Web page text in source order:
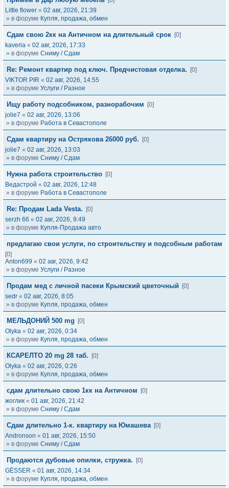
Little flower « 02 авг, 2026, 21:39
» в форуме Купля, продажа, обмен
Сдам свою 2кк на Античном на длительный срок [0]
kaveria « 02 авг, 2026, 17:33
» в форуме Сниму / Сдам
Re: Ремонт квартир под ключ. Предчистовая отделка.
[0]
VIKTOR PIR « 02 авг, 2026, 14:55
» в форуме Услуги / Разное
Ищу работу подсобником, разнорабочим
[0]
jolie7 « 02 авг, 2026, 13:06
» в форуме Работа в Севастополе
Сдам квартиру на Острякова 26000 руб.
[0]
jolie7 « 02 авг, 2026, 13:03
» в форуме Сниму / Сдам
Нужна работа строительство [0]
Ведастрой « 02 авг, 2026, 12:48
» в форуме Работа в Севастополе
Re: Продам Lada Vesta.
[0]
serzh 66 « 02 авг, 2026, 9:49
» в форуме Купля-Продажа авто
предлагаю свои услуги, по строительству и подсобным работам
[0]
Anton699 « 02 авг, 2026, 9:42
» в форуме Услуги / Разное
Продам мед с личной пасеки Крымский цветочный
[0]
sedr « 02 авг, 2026, 8:05
» в форуме Купля, продажа, обмен
МЕЛЬДОНИЙ 500 mg
[0]
Olyka « 02 авг, 2026, 0:34
» в форуме Купля, продажа, обмен
КСАРЕЛТО 20 mg 28 таб.
[0]
Olyka « 02 авг, 2026, 0:26
» в форуме Купля, продажа, обмен
сдам длительно свою 1кк на Античном
[0]
жоглик « 01 авг, 2026, 21:42
» в форуме Сниму / Сдам
Сдам длительно 1-к. квартиру на Юмашева [0]
Andronson « 01 авг, 2026, 15:50
» в форуме Сниму / Сдам
Продаются дубовые опилки, стружка.
[0]
GЁSSER « 01 авг, 2026, 14:34
» в форуме Купля, продажа, обмен